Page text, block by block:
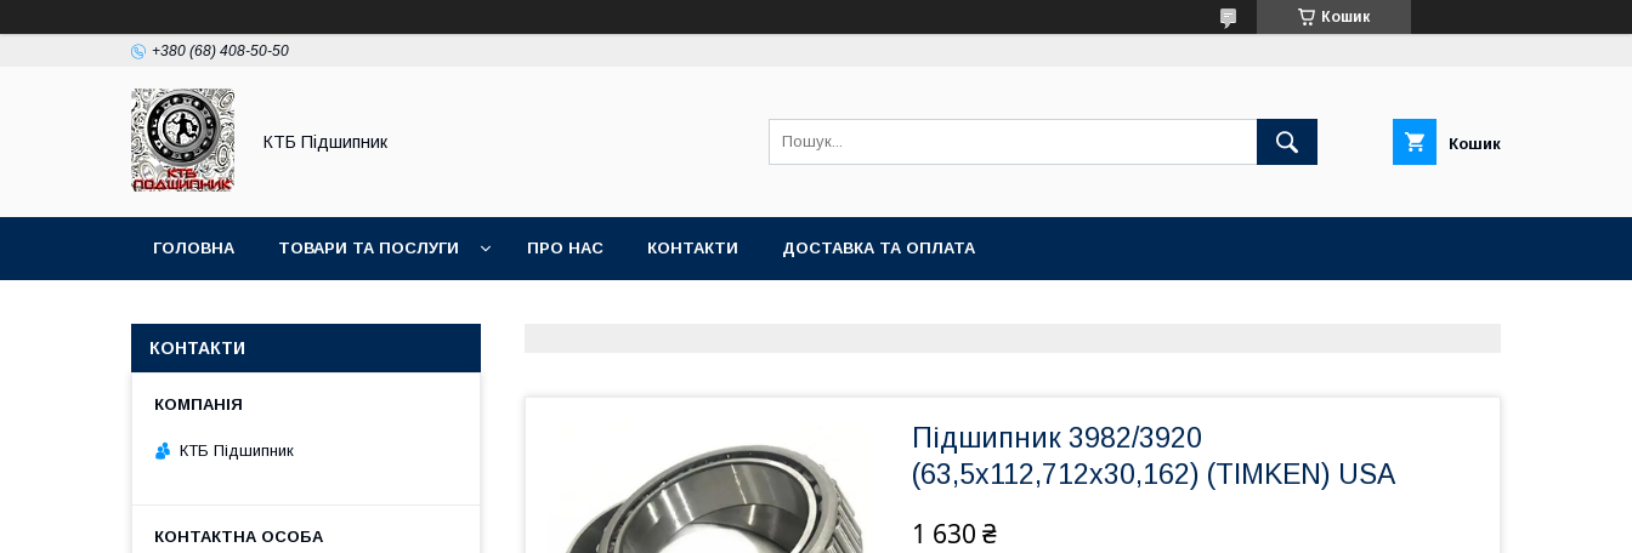
Кошик
+380 (68) 408-50-50
КТБ Підшипник Кошик
ГОЛОВНА ТОВАРИ ТА ПОСЛУГИ ПРО НАС КОНТАКТИ ДОСТАВКА ТА ОПЛАТА
Підшипник 3982/3920
(63,5х112,712х30,162) (TIMKEN) USA
1 630 ₴
КОНТАКТИ
КТБ Підшипник